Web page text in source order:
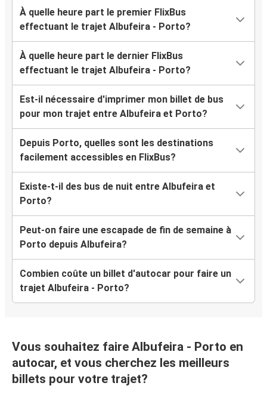
À quelle heure part le premier FlixBus
effectuant le trajet Albufeira - Porto?
À quelle heure part le dernier FlixBus
effectuant le trajet Albufeira - Porto?
Est-il nécessaire d'imprimer mon billet de bus
pour mon trajet entre Albufeira et Porto?
Depuis Porto, quelles sont les destinations
facilement accessibles en FlixBus?
Existe-t-il des bus de nuit entre Albufeira et
Porto?
Peut-on faire une escapade de fin de semaine à
Porto depuis Albufeira?
Combien coûte un billet d'autocar pour faire un
trajet Albufeira - Porto?
Vous souhaitez faire Albufeira - Porto en
autocar, et vous cherchez les meilleurs
billets pour votre trajet?